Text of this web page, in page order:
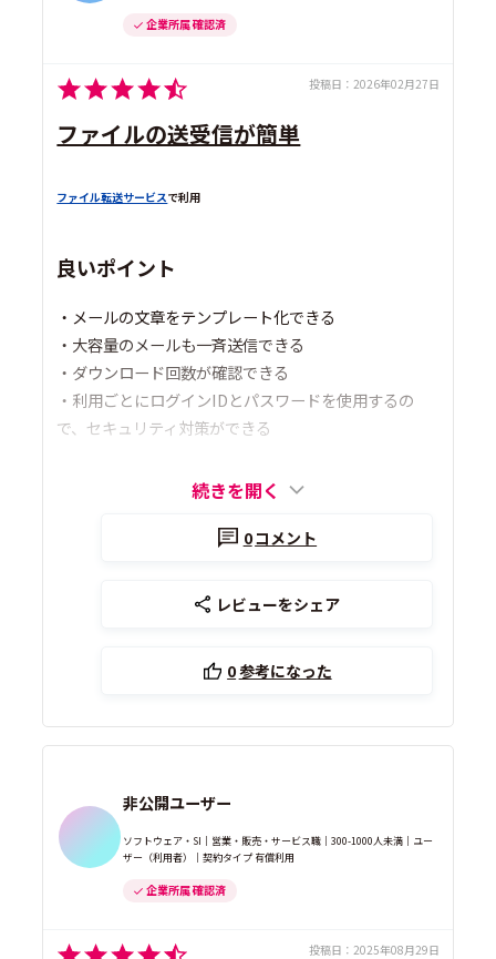
企業所属 確認済
投稿日： 2026年02月27日
ファイルの送受信が簡単
ファイル転送サービスで利用
良いポイント
・メールの文章をテンプレート化できる
・大容量のメールも一斉送信できる
・ダウンロード回数が確認できる
・利用ごとにログインIDとパスワードを使用するの
で、セキュリティ対策ができる
続きを開く
0コメント
レビューをシェア
0参考になった
非公開ユーザー
ソフトウェア・SI｜営業・販売・サービス職｜300-1000人未満｜ユー
ザー（利用者）｜契約タイプ 有償利用
企業所属 確認済
投稿日： 2025年08月29日